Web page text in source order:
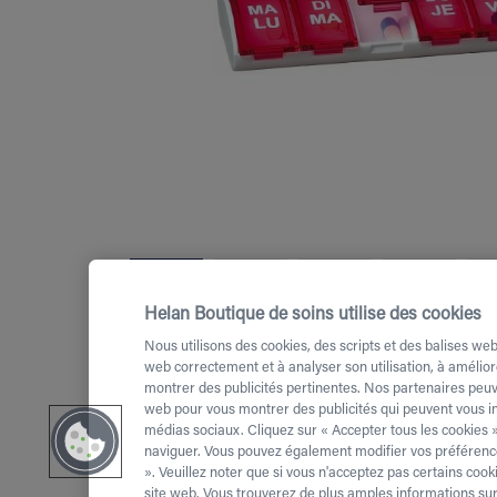
Helan Boutique de soins utilise des cookies
Nous utilisons des cookies, des scripts et des balises
web correctement et à analyser son utilisation, à
montrer des publicités pertinentes. Nos partenaires
web pour vous montrer des publicités qui peuvent vous
médias sociaux. Cliquez sur « Accepter tous les cookies
naviguer. Vous pouvez également modifier vos
». Veuillez noter que si vous n'acceptez pas certains